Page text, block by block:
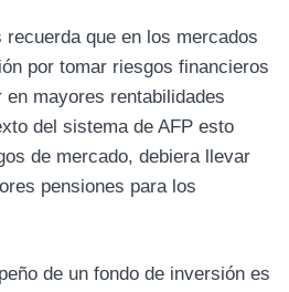
que en los mercados
por tomar riesgos financieros
mayores rentabilidades
del sistema de AFP esto
de mercado, debiera llevar
pensiones para los
de un fondo de inversión es